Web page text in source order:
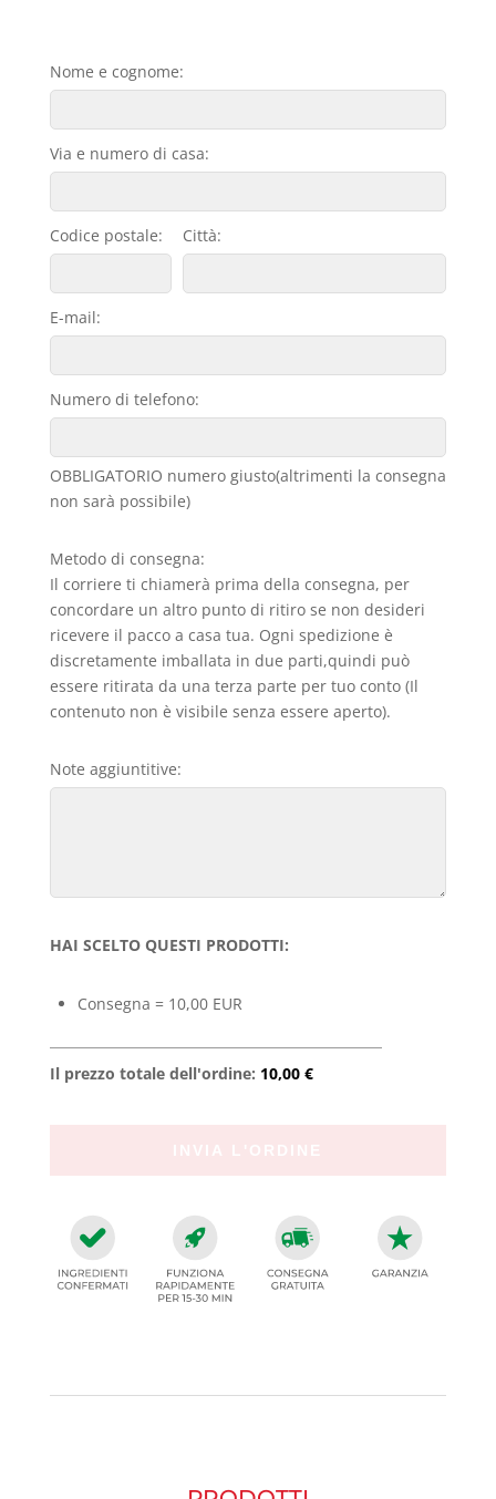
Nome e cognome:
Via e numero di casa:
Codice postale: Città:
E-mail:
Numero di telefono:
OBBLIGATORIO numero giusto(altrimenti la consegna
non sarà possibile)
Metodo di consegna:
Il corriere ti chiamerà prima della consegna, per
concordare un altro punto di ritiro se non desideri
ricevere il pacco a casa tua. Ogni spedizione è
discretamente imballata in due parti,quindi può
essere ritirata da una terza parte per tuo conto (Il
contenuto non è visibile senza essere aperto).
Note aggiuntitive:
HAI SCELTO QUESTI PRODOTTI:
Consegna = 10,00 EUR
Il prezzo totale dell'ordine: 10,00 €